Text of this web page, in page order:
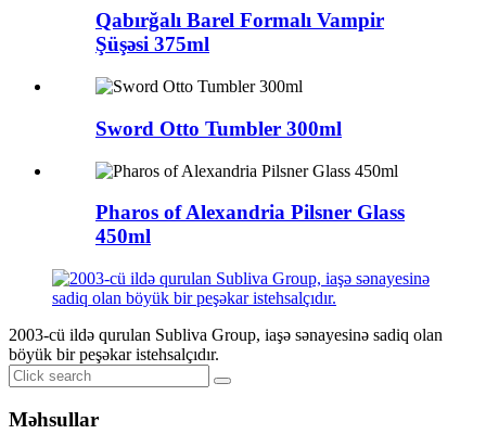
Qabırğalı Barel Formalı Vampir
Şüşəsi 375ml
Sword Otto Tumbler 300ml
Pharos of Alexandria Pilsner Glass
450ml
2003-cü ildə qurulan Subliva Group, iaşə sənayesinə sadiq olan
böyük bir peşəkar istehsalçıdır.
Məhsullar